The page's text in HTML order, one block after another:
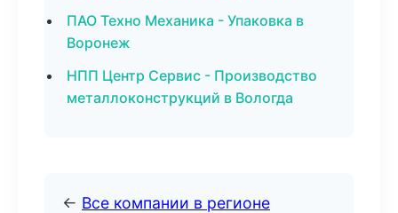
ПАО Техно Механика - Упаковка в
Воронеж
НПП Центр Сервис - Производство
металлоконструкций в Вологда
← Все компании в регионе